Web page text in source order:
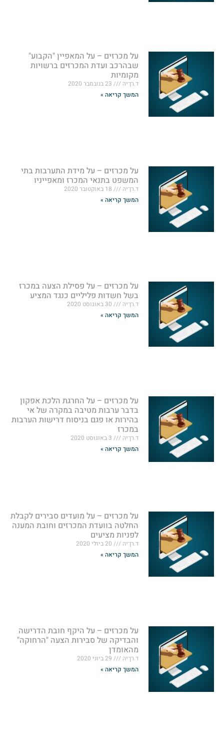
על מכרזים – על המאפיין "הקבוע"
שבהרכב ועדת המכרזים ברשויות
מקומיות
ד.רן־יה
23 בנובמבר 2020
המשך קריאה »
על מכרזים – על מידת התערבות בתי
המשפט בתנאי המכרז ומאפייניו
ד.רן־יה
18 באוקטובר 2020
המשך קריאה »
על מכרזים – על פסילת הצעה במכרז
בשל חשדות פליליים כנגד המציע
ד.רן־יה
30 באוגוסט 2020
המשך קריאה »
על מכרזים – על החרגת הלכת אפקון
בדבר ערבות מטיבה במקרה של אי
בהירות או פגם בניסוח דרישות הערבות
במכרז
ד.רן־יה
3 באוגוסט 2020
המשך קריאה »
על מכרזים – על מועדים סבירים לקבלת
החלטה בוועדת המכרזים וחובת המענה
לפניות מציעים
ד.רן־יה
20 ביולי 2020
המשך קריאה »
על מכרזים – על היקף חובת הדרישה
והבדיקה של סבירות הצעה "הרחוקה"
מהאומדן
ד.רן־יה
29 ביוני 2020
המשך קריאה »